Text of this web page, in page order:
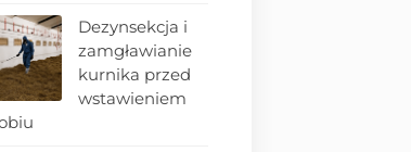
Dezynsekcja i
zamgławianie
kurnika przed
wstawieniem